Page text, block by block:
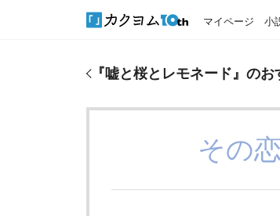
マイページ 小
『嘘と桜とレモネード』のお
その